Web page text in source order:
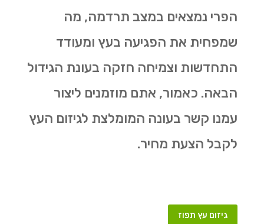
הפרי נמצאים במצב תרדמה, מה
שמפחית את הפגיעה בעץ ומעודד
התחדשות וצמיחה חזקה בעונת הגידול
הבאה. כאמור, אתם מוזמנים ליצור
עמנו קשר בעונה המומלצת לגיזום העץ
לקבל הצעת מחיר.
גיזום עץ תפוז